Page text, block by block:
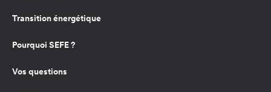
Transition énergétique
Pourquoi SEFE ?
Vos questions